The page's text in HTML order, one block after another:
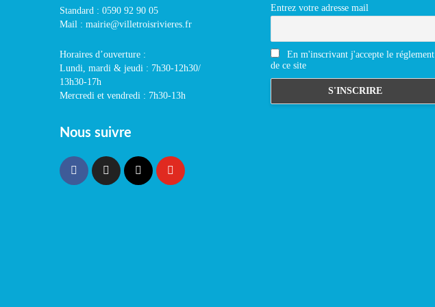
Standard : 0590 92 90 05
Mail : mairie@villetroisrivieres.fr
Horaires d’ouverture :
Lundi, mardi & jeudi : 7h30-12h30/
13h30-17h
Mercredi et vendredi : 7h30-13h
Nous suivre
Entrez votre adresse mail
En m'inscrivant j'accepte le réglement
de ce site